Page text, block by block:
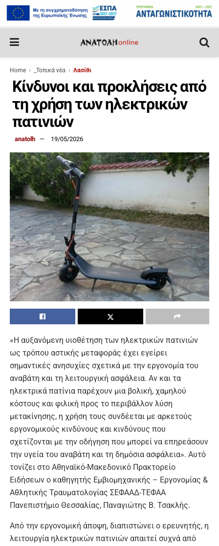
Home _Τοπικά νέα Λασίθι
Κίνδυνοι και προκλήσεις από
τη χρήση των ηλεκτρικών
πατινιών
anatolh 19/05/2026
«Η αυξανόμενη υιοθέτηση των ηλεκτρικών πατινιών
ως τρόπου αστικής μεταφοράς έχει εγείρει
σημαντικές ανησυχίες σχετικά με την εργονομία του
αναβάτη και τη λειτουργική ασφάλεια. Αν και τα
ηλεκτρικά πατίνια παρέχουν μια βολική, χαμηλού
κόστους και φιλική προς το περιβάλλον λύση
μετακίνησης, η χρήση τους συνδέεται με αρκετούς
εργονομικούς κινδύνους και κινδύνους που
σχετίζονται με την οδήγηση που μπορεί να επηρεάσουν
την υγεία του αναβάτη και τη δημόσια ασφάλεια». Αυτό
τονίζει στο Αθηναϊκό-Μακεδονικό Πρακτορείο
Ειδήσεων ο καθηγητής Εμβιομηχανικής – Εργονομίας &
Αθλητικής Τραυματολογίας ΣΕΦΑΑΔ-ΤΕΦΑΑ
Πανεπιστήμιο Θεσσαλίας, Παναγιώτης Β. Τσακλής.
Από την εργονομική άποψη, διαπιστώνει ο ερευνητής, η
λειτουργία ηλεκτρικών πατινιών απαιτεί συχνά από